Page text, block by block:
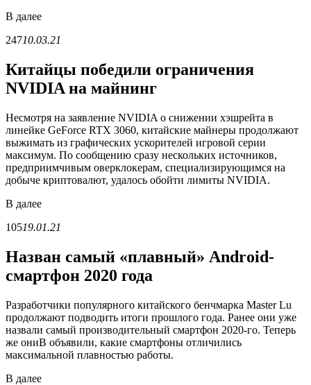
В далее
24710.03.21
Китайцы победили ограничения
NVIDIA на майнинг
Несмотря на заявление NVIDIA о снижении хэшрейта в
линейке GeForce RTX 3060, китайские майнеры продолжают
выжимать из графических ускорителей игровой серии
максимум. По сообщению сразу нескольких источников,
предприимчивым оверклокерам, специализирующимся на
добыче криптовалют, удалось обойти лимиты NVIDIA.
В далее
10519.01.21
Назван самый «плавный» Android-
смартфон 2020 года
Разработчики популярного китайского бенчмарка Master Lu
продолжают подводить итоги прошлого года. Ранее они уже
назвали самый производительный смартфон 2020-го. Теперь
же ониВ объявили, какие смартфоны отличились
максимальной плавностью работы.
В далее